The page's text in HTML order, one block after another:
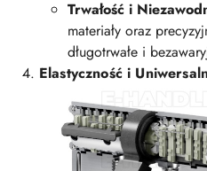
Trwałość i
materiały oraz
długotrwałe i
Elastyczność i